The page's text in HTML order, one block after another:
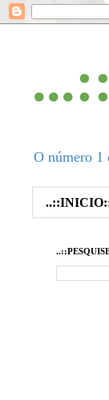
O número 1